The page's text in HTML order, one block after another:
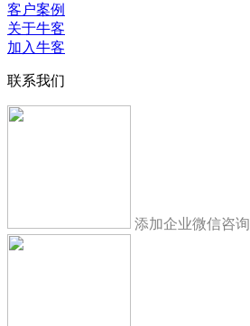
客户案例
关于牛客
加入牛客
联系我们
添加企业微信咨询